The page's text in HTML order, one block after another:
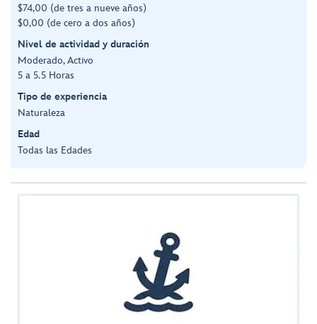
$74,00 (de tres a nueve años)
$0,00 (de cero a dos años)
Nivel de actividad y duración
Moderado, Activo
5 a 5.5 Horas
Tipo de experiencia
Naturaleza
Edad
Todas las Edades